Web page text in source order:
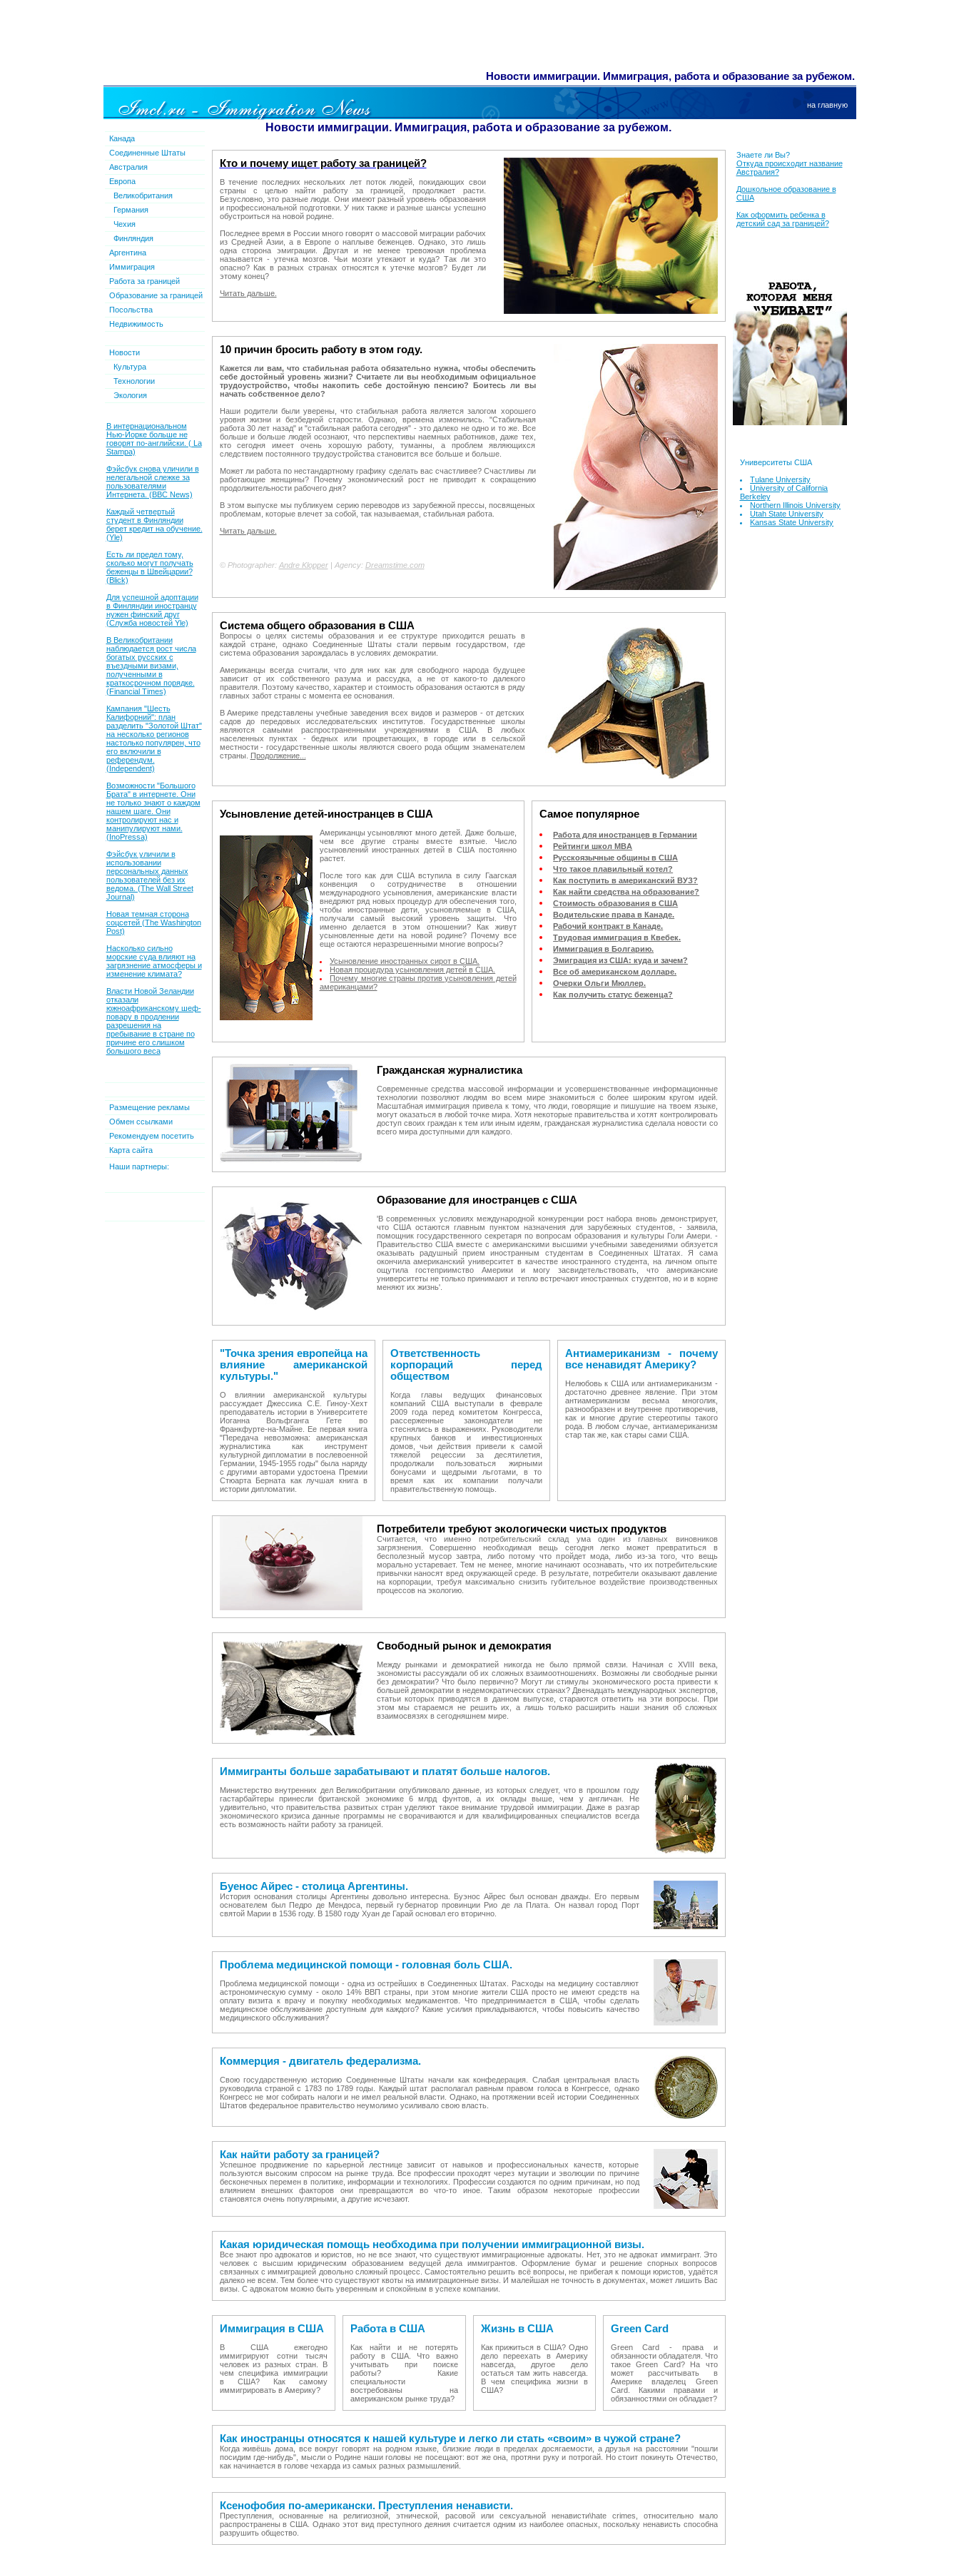
Новости иммиграции. Иммиграция, работа и образование за рубежом.
на главную
Канада
Соединенные Штаты
Австралия
Европа
Великобритания
Германия
Чехия
Финляндия
Аргентина
Иммиграция
Работа за границей
Образование за границей
Посольства
Недвижимость
Новости
Культура
Технологии
Экология
В интернациональном
Нью-Йорке больше не
говорят по-английски. ( La
Stampa)
Фэйсбук снова уличили в
нелегальной слежке за
пользователями
Интернета. (BBC News)
Каждый четвертый
студент в Финляндии
берет кредит на обучение.
(Yle)
Есть ли предел тому,
сколько могут получать
беженцы в Швейцарии?
(Blick)
Для успешной адоптации
в Финляндии иностранцу
нужен финский друг
(Служба новостей Yle)
В Великобритании
наблюдается рост числа
богатых русских с
въездными визами,
полученными в
краткосрочном порядке.
(Financial Times)
Кампания "Шесть
Калифорний": план
разделить "Золотой Штат"
на несколько регионов
настолько популярен, что
его включили в
референдум.
(Independent)
Возможности "Большого
Брата" в интернете. Они
не только знают о каждом
нашем шаге. Они
контролируют нас и
манипулируют нами.
(InoPressa)
Фэйсбук уличили в
использовании
персональных данных
пользователей без их
ведома. (The Wall Street
Journal)
Новая темная сторона
соцсетей (The Washington
Post)
Насколько сильно
морские суда влияют на
загрязнение атмосферы и
изменение климата?
Власти Новой Зеландии
отказали
южноафриканскому шеф-
повару в продлении
разрешения на
пребывание в стране по
причине его слишком
большого веса
Размещение рекламы
Обмен ссылками
Рекомендуем посетить
Карта сайта
Наши партнеры:
Новости иммиграции. Иммиграция, работа и образование за рубежом.
Кто и почему ищет работу за границей?
В течение последних нескольких лет поток людей, покидающих свои
страны с целью найти работу за границей, продолжает расти.
Безусловно, это разные люди. Они имеют разный уровень образования
и профессиональной подготовки. У них также и разные шансы успешно
обустроиться на новой родине.
Последнее время в России много говорят о массовой миграции рабочих
из Средней Азии, а в Европе о наплыве беженцев. Однако, это лишь
одна сторона эмиграции. Другая и не менее тревожная проблема
называется - утечка мозгов. Чьи мозги утекают и куда? Так ли это
опасно? Как в разных странах относятся к утечке мозгов? Будет ли
этому конец?
Читать дальше.
10 причин бросить работу в этом году.
Кажется ли вам, что стабильная работа обязательно нужна, чтобы обеспечить
себе достойный уровень жизни? Считаете ли вы необходимым официальное
трудоустройство, чтобы накопить себе достойную пенсию? Боитесь ли вы
начать собственное дело?
Наши родители были уверены, что стабильная работа является залогом хорошего
уровня жизни и безбедной старости. Однако, времена изменились. "Стабильная
работа 30 лет назад" и "стабильная работа сегодня" - это далеко не одно и то же. Все
больше и больше людей осознают, что перспективы наемных работников, даже тех,
кто сегодня имеет очень хорошую работу, туманны, а проблем являющихся
следствием постоянного трудоустройства становится все больше и больше.
Может ли работа по нестандартному графику сделать вас счастливее? Счастливы ли
работающие женщины? Почему экономический рост не приводит к сокращению
продолжительности рабочего дня?
В этом выпуске мы публикуем серию переводов из зарубежной прессы, посвященых
проблемам, которые влечет за собой, так называемая, стабильная работа.
Читать дальше.
© Photographer: Andre Klopper| Agency: Dreamstime.com
Система общего образования в США
Вопросы о целях системы образования и ее структуре приходится решать в
каждой стране, однако Соединенные Штаты стали первым государством, где
система образования зарождалась в условиях демократии.
Американцы всегда считали, что для них как для свободного народа будущее
зависит от их собственного разума и рассудка, а не от какого-то далекого
правителя. Поэтому качество, характер и стоимость образования остаются в ряду
главных забот страны с момента ее основания.
В Америке представлены учебные заведения всех видов и размеров - от детских
садов до передовых исследовательских институтов. Государственные школы
являются самыми распространенными учреждениями в США. В любых
населенных пунктах - бедных или процветающих, в городе или в сельской
местности - государственные школы являются своего рода общим знаменателем
страны.
Продолжение...
Усыновление детей-иностранцев в США
Американцы усыновляют много детей. Даже больше,
чем все другие страны вместе взятые. Число
усыновлений иностранных детей в США постоянно
растет.
После того как для США вступила в силу Гаагская
конвенция о сотрудничестве в отношении
международного усыновления, американские власти
внедряют ряд новых процедур для обеспечения того,
чтобы иностранные дети, усыновляемые в США,
получали самый высокий уровень защиты. Что
именно делается в этом отношении? Как живут
усыновленные дети на новой родине? Почему все
еще остаются неразрешенными многие вопросы?
Усыновление иностранных сирот в США.
Новая процедура усыновления детей в США.
Почему многие страны против усыновления детей
американцами?
Самое популярное
Работа для иностранцев в Германии
Рейтинги школ MBA
Русскоязычные общины в США
Что такое плавильный котел?
Как поступить в американский ВУЗ?
Как найти средства на образование?
Стоимость образования в США
Водительские права в Канаде.
Рабочий контракт в Канаде.
Трудовая иммиграция в Квебек.
Иммиграция в Болгарию.
Эмиграция из США: куда и зачем?
Все об американском долларе.
Очерки Ольги Мюллер.
Как получить статус беженца?
Гражданская журналистика
Современные средства массовой информации и усовершенствованные информационные
технологии позволяют людям во всем мире знакомиться с более широким кругом идей.
Масштабная иммиграция привела к тому, что люди, говорящие и пишушие на твоем языке,
могут оказаться в любой точке мира. Хотя некоторые правительства и хотят контролировать
доступ своих граждан к тем или иным идеям, гражданская журналистика сделала новости со
всего мира доступными для каждого.
Образование для иностранцев с США
'В современных условиях международной конкуренции рост набора вновь демонстрирует,
что США остаются главным пунктом назначения для зарубежных студентов, - заявила,
помощник государственного секретаря по вопросам образования и культуры Голи Амери. -
Правительство США вместе с американскими высшими учебными заведениями обязуется
оказывать радушный прием иностранным студентам в Соединенных Штатах. Я сама
окончила американский университет в качестве иностранного студента, на личном опыте
ощутила гостеприимство Америки и могу засвидетельствовать, что американские
университеты не только принимают и тепло встречают иностранных студентов, но и в корне
меняют их жизнь'.
"Точка зрения европейца на
влияние американской
культуры."
О влиянии американской культуры
рассуждает Джессика С.Е. Гиноу-Хехт
преподаватель истории в Университете
Иоганна Вольфганга Гете во
Франкфурте-на-Майне. Ее первая книга
"Передача невозможна: американская
журналистика как инструмент
культурной дипломатии в послевоенной
Германии, 1945-1955 годы" была наряду
с другими авторами удостоена Премии
Стюарта Берната как лучшая книга в
истории дипломатии.
Ответственность
корпораций перед
обществом
Когда главы ведущих финансовых
компаний США выступали в феврале
2009 года перед комитетом Конгресса,
рассерженные законодатели не
стеснялись в выражениях. Руководители
крупных банков и инвестиционных
домов, чьи действия привели к самой
тяжелой рецессии за десятилетия,
продолжали пользоваться жирными
бонусами и щедрыми льготами, в то
время как их компании получали
правительственную помощь.
Антиамериканизм - почему
все ненавидят Америку?
Нелюбовь к США или антиамериканизм -
достаточно древнее явление. При этом
антиамериканизм весьма многолик,
разнообразен и внутренне противоречив,
как и многие другие стереотипы такого
рода. В любом случае, антиамериканизм
стар так же, как стары сами США.
Потребители требуют экологически чистых продуктов
Считается, что именно потребительский склад ума один из главных виновников
загрязнения. Совершенно необходимая вещь сегодня легко может превратиться в
бесполезный мусор завтра, либо потому что пройдет мода, либо из-за того, что вещь
морально устаревает. Тем не менее, многие начинают осознавать, что их потребительские
привычки наносят вред окружающей среде. В результате, потребители оказывают давление
на корпорации, требуя максимально снизить губительное воздействие производственных
процессов на экологию.
Свободный рынок и демократия
Между рынками и демократией никогда не было прямой связи. Начиная с XVIII века,
экономисты рассуждали об их сложных взаимоотношениях. Возможны ли свободные рынки
без демократии? Что было первично? Могут ли стимулы экономического роста привести к
большей демократии в недемократических странах? Двенадцать международных экспертов,
статьи которых приводятся в данном выпуске, стараются ответить на эти вопросы. При
этом мы стараемся не решить их, а лишь только расширить наши знания об сложных
взаимосвязях в сегодняшнем мире.
Иммигранты больше зарабатывают и платят больше налогов.
Министерство внутренних дел Великобритании опубликовало данные, из которых следует, что в прошлом году
гастарбайтеры принесли британской экономике 6 млрд фунтов, а их оклады выше, чем у англичан. Не
удивительно, что правительства развитых стран уделяют такое внимание трудовой иммиграции. Даже в разгар
экономического кризиса данные программы не сворачиваются и для квалифицированных специалистов всегда
есть возможность найти работу за границей.
Буенос Айрес - столица Аргентины.
История основания столицы Аргентины довольно интересна. Буэнос Айрес был основан дважды. Его первым
основателем был Педро де Мендоса, первый губернатор провинции Рио де ла Плата. Он назвал город Порт
святой Марии в 1536 году. В 1580 году Хуан де Гарай основал его вторично.
Проблема медицинской помощи - головная боль США.
Проблема медицинской помощи - одна из острейших в Соединенных Штатах. Расходы на медицину составляют
астрономическую сумму - около 14% ВВП страны, при этом многие жители США просто не имеют средств на
оплату визита к врачу и покупку необходимых медикаментов. Что предпринимается в США, чтобы сделать
медицинское обслуживание доступным для каждого? Какие усилия прикладываются, чтобы повысить качество
медицинского обслуживания?
Коммерция - двигатель федерализма.
Свою государственную историю Соединенные Штаты начали как конфедерация. Слабая центральная власть
руководила страной с 1783 по 1789 годы. Каждый штат располагал равным правом голоса в Конгрессе, однако
Конгресс не мог собирать налоги и не имел реальной власти. Однако, на протяжении всей истории Соединенных
Штатов федеральное правительство неумолимо усиливало свою власть.
Как найти работу за границей?
Успешное продвижение по карьерной лестнице зависит от навыков и профессиональных качеств, которые
пользуются высоким спросом на рынке труда. Все профессии проходят через мутации и эволюции по причине
бесконечных перемен в политике, информации и технологиях. Профессии создаются по одним причинам, но под
влиянием внешних факторов они превращаются во что-то иное. Таким образом некоторые профессии
становятся очень популярными, а другие исчезают.
Какая юридическая помощь необходима при получении иммиграционной визы.
Все знают про адвокатов и юристов, но не все знают, что существуют иммиграционные адвокаты. Нет, это не адвокат иммигрант. Это
человек с высшим юридическим образованием ведущей дела иммигрантов. Оформление бумаг и решение спорных вопросов
связанных с иммиграцией довольно сложный процесс. Самостоятельно решить всё вопросы, не прибегая к помощи юристов, удаётся
далеко не всем. Тем более что существуют квоты на иммиграционные визы. И малейшая не точность в документах, может лишить Вас
визы. С адвокатом можно быть уверенным и спокойным в успехе компании.
Иммиграция в США
В США ежегодно
иммигрируют сотни тысяч
человек из разных стран. В
чем специфика иммиграции
в США? Как самому
иммигрировать в Америку?
Работа в США
Как найти и не потерять
работу в США. Что важно
учитывать при поиске
работы? Какие
специальности
востребованы на
американском рынке труда?
Жизнь в США
Как прижиться в США? Одно
дело переехать в Америку
навсегда, другое дело
остаться там жить навсегда.
В чем специфика жизни в
США?
Green Card
Green Card - права и
обязанности обладателя. Что
такое Green Card? На что
может рассчитывать в
Америке владелец Green
Card. Какими правами и
обязанностями он обладает?
Как иностранцы относятся к нашей культуре и легко ли стать «своим» в чужой стране?
Когда живёшь дома, все вокруг говорят на родном языке, близкие люди в пределах досягаемости, а друзья на расстоянии "пошли
посидим где-нибудь", мысли о Родине наши головы не посещают: вот же она, протяни руку и потрогай. Но стоит покинуть Отечество,
как начинается в голове чехарда из самых разных размышлений.
Ксенофобия по-американски. Преступления ненависти.
Преступления, основанные на религиозной, этнической, расовой или сексуальной ненависти\hate crimes, относительно мало
распространены в США. Однако этот вид преступного деяния считается одним из наиболее опасных, поскольку ненависть способна
разрушить общество.
Знаете ли Вы?
Откуда происходит название
Австралия?
Дошкольное образование в
США
Как оформить ребенка в
детский сад за границей?
Университеты США
Tulane University
University of California
Berkeley
Northern Illinois University
Utah State University
Kansas State University